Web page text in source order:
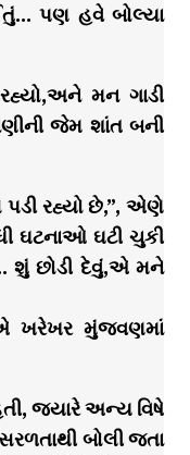
પણ હવે બોલ્યા
મન ગાડી
જેમ શાંત બની
રહ્યો છે,”, એણે
ઘટનાઓ ઘટી ચુકી
શું છોડી દેવું,એ મને
ખરેખર મુંજવણમાં
જયારે અન્ય વિષે
બોલી જતા